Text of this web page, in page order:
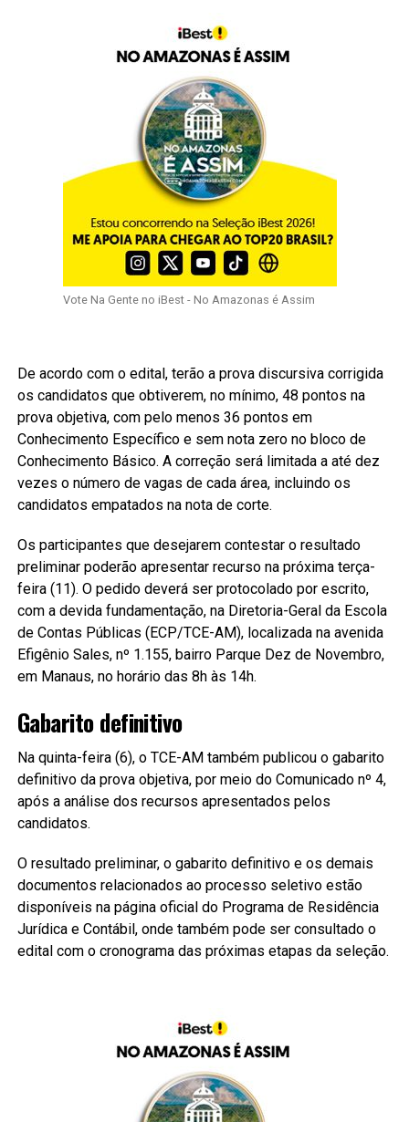
Vote Na Gente no iBest - No Amazonas é Assim
De acordo com o edital, terão a prova discursiva corrigida
os candidatos que obtiverem, no mínimo, 48 pontos na
prova objetiva, com pelo menos 36 pontos em
Conhecimento Específico e sem nota zero no bloco de
Conhecimento Básico. A correção será limitada a até dez
vezes o número de vagas de cada área, incluindo os
candidatos empatados na nota de corte.
Os participantes que desejarem contestar o resultado
preliminar poderão apresentar recurso na próxima terça-
feira (11). O pedido deverá ser protocolado por escrito,
com a devida fundamentação, na Diretoria-Geral da Escola
de Contas Públicas (ECP/TCE-AM), localizada na avenida
Efigênio Sales, nº 1.155, bairro Parque Dez de Novembro,
em Manaus, no horário das 8h às 14h.
Gabarito definitivo
Na quinta-feira (6), o TCE-AM também publicou o gabarito
definitivo da prova objetiva, por meio do Comunicado nº 4,
após a análise dos recursos apresentados pelos
candidatos.
O resultado preliminar, o gabarito definitivo e os demais
documentos relacionados ao processo seletivo estão
disponíveis na página oficial do Programa de Residência
Jurídica e Contábil, onde também pode ser consultado o
edital com o cronograma das próximas etapas da seleção.